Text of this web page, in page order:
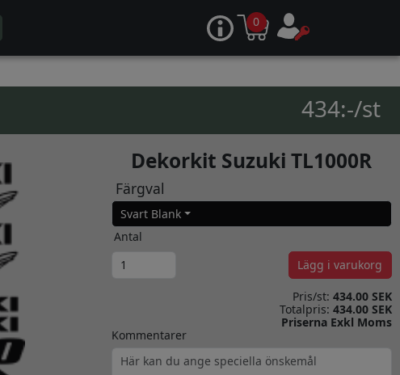
0
434:-/st
Dekorkit Suzuki TL1000R
Färgval
Svart Blank
Antal
Lägg i varukorg
Pris/st: 434.00 SEK
Totalpris: 434.00 SEK
Priserna Exkl Moms
Kommentarer